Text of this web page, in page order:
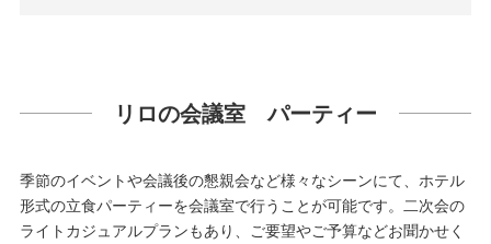
リロの会議室 パーティー
季節のイベントや会議後の懇親会など様々なシーンにて、ホテル
形式の立食パーティーを会議室で行うことが可能です。二次会の
ライトカジュアルプランもあり、ご要望やご予算などお聞かせく